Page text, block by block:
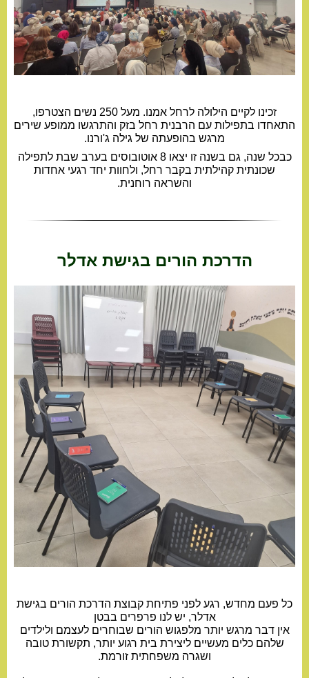
זכינו לקיים הילולה לרחל אמנו. מעל 250 נשים הצטרפו,
התאחדו בתפילות עם הרבנית רחל בזק והתרגשו ממופע שירים
מרגש בהופעתה של גילה ג'ורנו.
כבכל שנה, גם בשנה זו יצאו 8 אוטובוסים בערב שבת לתפילה
שכונתית קהילתית בקבר רחל, ולחוות יחד רגעי אחדות
והשראה רוחנית.
הדרכת הורים בגישת אדלר
כל פעם מחדש, רגע לפני פתיחת קבוצת הדרכת הורים בגישת
אדלר, יש לנו פרפרים בבטן
אין דבר מרגש יותר מלפגוש הורים שבוחרים לעצמם ולילדים
שלהם כלים מעשיים ליצירת בית רגוע יותר, תקשורת טובה
ושגרה משפחתית זורמת.